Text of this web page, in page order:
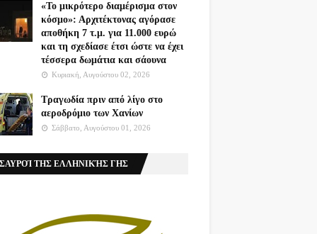
«Το μικρότερο διαμέρισμα στον
κόσμο»: Αρχιτέκτονας αγόρασε
αποθήκη 7 τ.μ. για 11.000 ευρώ
και τη σχεδίασε έτσι ώστε να έχει
τέσσερα δωμάτια και σάουνα
Κυριακή, Αυγούστου 02, 2026
Τραγωδία πριν από λίγο στο
αεροδρόμιο των Χανίων
Σάββατο, Αυγούστου 01, 2026
ΤΗΣ ΕΛΛΗΝΙΚΉΣ ΓΗΣ